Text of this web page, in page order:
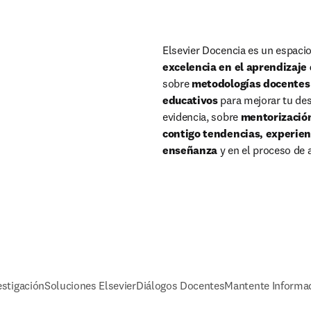
Elsevier Docencia es un
excelencia en el aprendizaje
sobre metodologías
educativos para mejorar tu
evidencia, sobre
contigo tendencias,
enseñanza y en el proceso de
Soluciones ElsevierDiálogos DocentesMantente